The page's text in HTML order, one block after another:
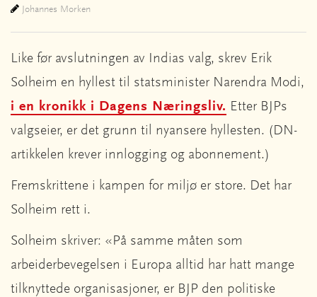
Johannes Morken
Like før avslutningen av Indias valg, skrev Erik
Solheim en hyllest til statsminister Narendra Modi,
i en kronikk i Dagens Næringsliv. Etter BJPs
valgseier, er det grunn til nyansere hyllesten. (DN-
artikkelen krever innlogging og abonnement.)
Fremskrittene i kampen for miljø er store. Det har
Solheim rett i.
Solheim skriver: «På samme måten som
arbeiderbevegelsen i Europa alltid har hatt mange
tilknyttede organisasjoner, er BJP den politiske